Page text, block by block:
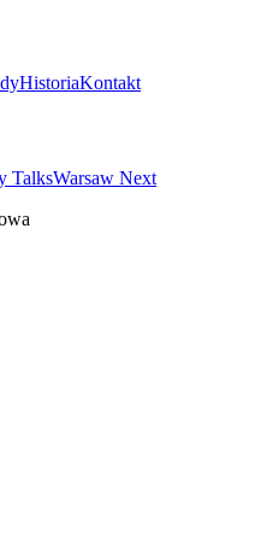
HistoriaKontakt
TalksWarsaw Next